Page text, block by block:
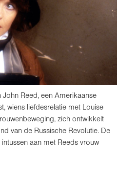
John Reed, een Amerikaanse
wiens liefdesrelatie met Louise
zich ontwikkelt
van de Russische Revolutie. De
aan met Reeds vrouw